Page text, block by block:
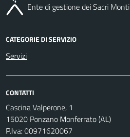
Ente di gestione dei Sacri Monti
CATEGORIE DI SERVIZIO
Servizi
CONTATTI
Cascina Valperone, 1
15020 Ponzano Monferrato (AL)
P.Iva: 00971620067